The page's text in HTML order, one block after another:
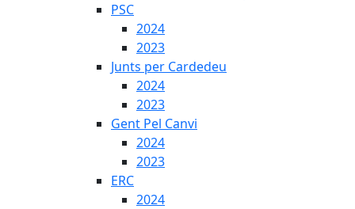
PSC
2024
2023
Junts per Cardedeu
2024
2023
Gent Pel Canvi
2024
2023
ERC
2024